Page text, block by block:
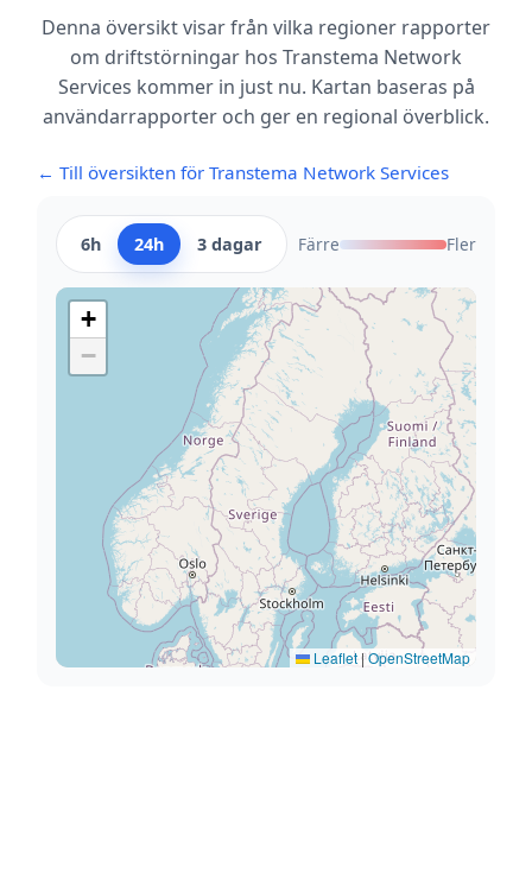
Denna översikt visar från vilka regioner rapporter
om driftstörningar hos Transtema Network
Services kommer in just nu. Kartan baseras på
användarrapporter och ger en regional överblick.
← Till översikten för Transtema Network Services
6h 24h 3 dagar Färre Fler
+
−
Leaflet|OpenStreetMap